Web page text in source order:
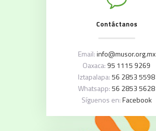
Contáctanos
Email:info@musor.org.mx
Oaxaca: 95 1115 9269
Iztapalapa:56 2853 5598
Whatsapp:56 2853 5628
Síguenos en:Facebook